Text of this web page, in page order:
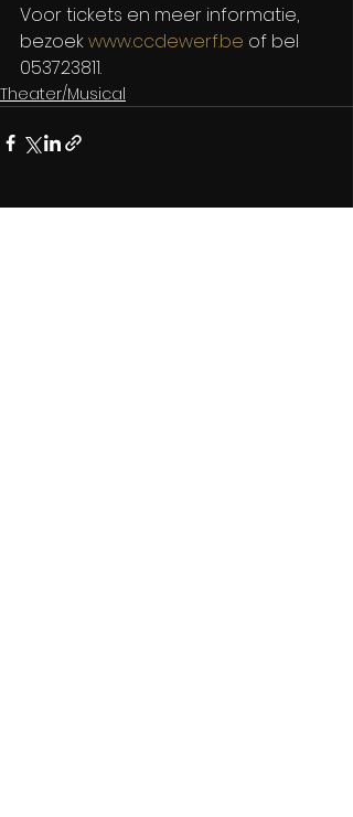
Voor tickets en meer informatie,
bezoek www.ccdewerf.be of bel
053723811.
Theater/Musical